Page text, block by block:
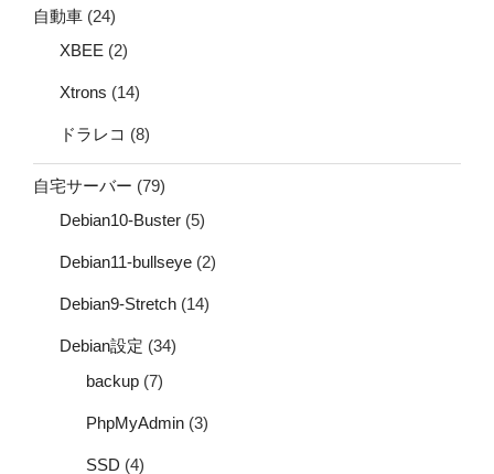
自動車 (24)
XBEE (2)
Xtrons (14)
ドラレコ (8)
自宅サーバー (79)
Debian10-Buster (5)
Debian11-bullseye (2)
Debian9-Stretch (14)
Debian設定 (34)
backup (7)
PhpMyAdmin (3)
SSD (4)